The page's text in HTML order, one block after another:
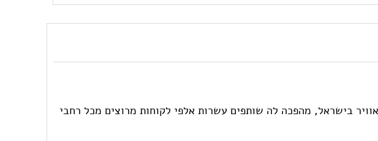
ומובילה מהפכה בתחום מיזוג האוויר בישראל, מהפכה לה שותפים עשרות אלפי לקוחות מרוצים מכל רחבי